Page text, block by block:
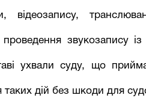
відеозапису,
звукозапису із
ухвали суду, що
дій без шкоди для